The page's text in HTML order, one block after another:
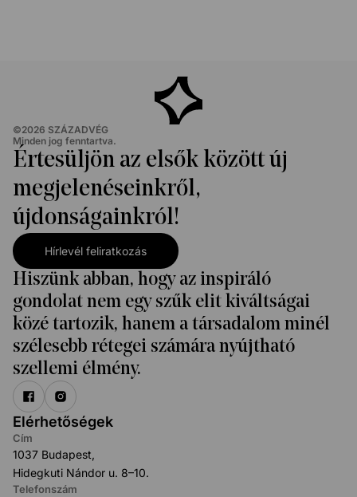
©2026 SZÁZADVÉG
Minden jog fenntartva.
Értesüljön az elsők között új
megjelenéseinkről,
újdonságainkról!
Hírlevél feliratkozás
Hiszünk abban, hogy az inspiráló
gondolat nem egy szűk elit kiváltságai
közé tartozik, hanem a társadalom minél
szélesebb rétegei számára nyújtható
szellemi élmény.
Elérhetőségek
Cím
1037 Budapest,
Hidegkuti Nándor u. 8–10.
Telefonszám